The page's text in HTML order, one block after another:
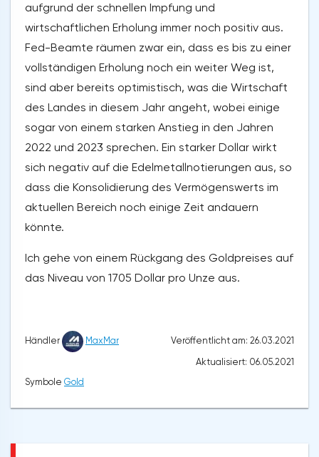
aufgrund der schnellen Impfung und
wirtschaftlichen Erholung immer noch positiv aus.
Fed-Beamte räumen zwar ein, dass es bis zu einer
vollständigen Erholung noch ein weiter Weg ist,
sind aber bereits optimistisch, was die Wirtschaft
des Landes in diesem Jahr angeht, wobei einige
sogar von einem starken Anstieg in den Jahren
2022 und 2023 sprechen. Ein starker Dollar wirkt
sich negativ auf die Edelmetallnotierungen aus, so
dass die Konsolidierung des Vermögenswerts im
aktuellen Bereich noch einige Zeit andauern
könnte.
Ich gehe von einem Rückgang des Goldpreises auf
das Niveau von 1705 Dollar pro Unze aus.
Händler MaxMar
Veröffentlicht am: 26.03.2021
Aktualisiert: 06.05.2021
Symbole Gold